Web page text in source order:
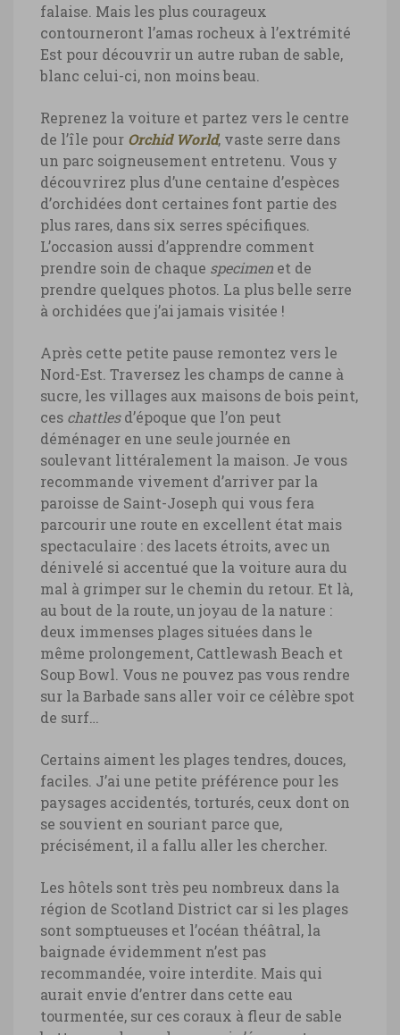
falaise. Mais les plus courageux
contourneront l’amas rocheux à l’extrémité
Est pour découvrir un autre ruban de sable,
blanc celui-ci, non moins beau.
Reprenez la voiture et partez vers le centre
de l’île pour Orchid World, vaste serre dans
un parc soigneusement entretenu. Vous y
découvrirez plus d’une centaine d’espèces
d’orchidées dont certaines font partie des
plus rares, dans six serres spécifiques.
L’occasion aussi d’apprendre comment
prendre soin de chaque specimen et de
prendre quelques photos. La plus belle serre
à orchidées que j’ai jamais visitée !
Après cette petite pause remontez vers le
Nord-Est. Traversez les champs de canne à
sucre, les villages aux maisons de bois peint,
ces chattlesd’époque que l’on peut
déménager en une seule journée en
soulevant littéralement la maison. Je vous
recommande vivement d’arriver par la
paroisse de Saint-Joseph qui vous fera
parcourir une route en excellent état mais
spectaculaire : des lacets étroits, avec un
dénivelé si accentué que la voiture aura du
mal à grimper sur le chemin du retour. Et là,
au bout de la route, un joyau de la nature :
deux immenses plages situées dans le
même prolongement, Cattlewash Beach et
Soup Bowl. Vous ne pouvez pas vous rendre
sur la Barbade sans aller voir ce célèbre spot
de surf…
Certains aiment les plages tendres, douces,
faciles. J’ai une petite préférence pour les
paysages accidentés, torturés, ceux dont on
se souvient en souriant parce que,
précisément, il a fallu aller les chercher.
Les hôtels sont très peu nombreux dans la
région de Scotland District car si les plages
sont somptueuses et l’océan théâtral, la
baignade évidemment n’est pas
recommandée, voire interdite. Mais qui
aurait envie d’entrer dans cette eau
tourmentée, sur ces coraux à fleur de sable